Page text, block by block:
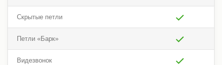
Скрытые петли
Петли «Барк»
Видезвонок